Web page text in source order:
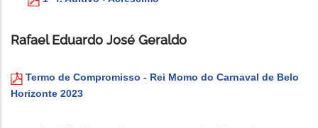
Rafael Eduardo José Geraldo
Termo de Compromisso - Rei Momo do Carnaval de Belo
Horizonte 2023